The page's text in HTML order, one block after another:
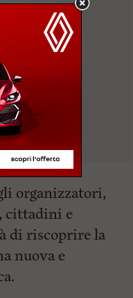
organizzatori,
cittadini e
di riscoprire la
nuova e